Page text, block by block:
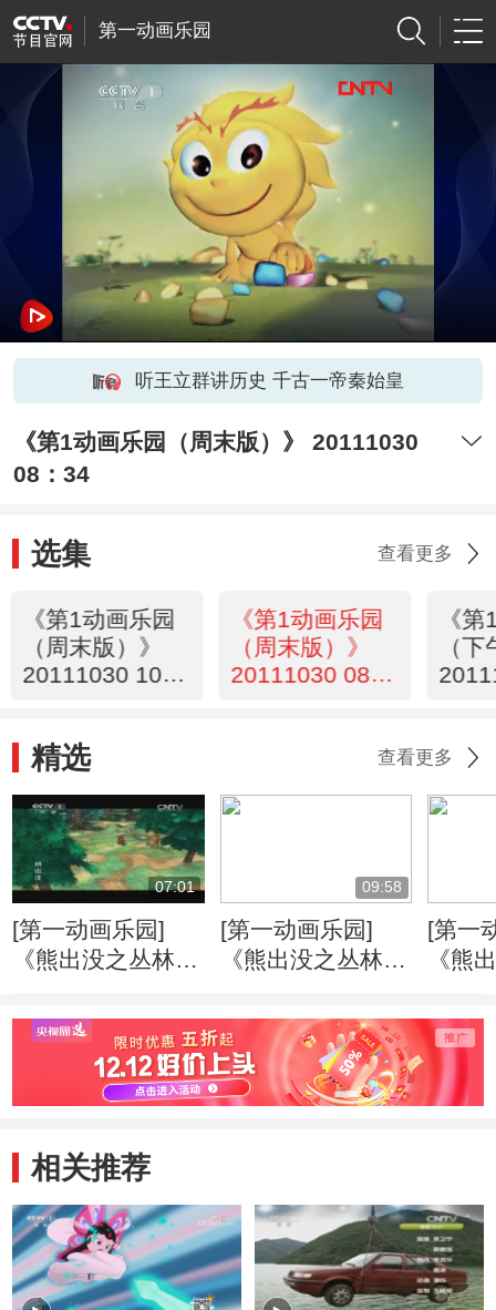
第一动画乐园
听王立群讲历史 千古一帝秦始皇
《第1动画乐园（周末版）》 20111030
08：34
选集 查看更多
《第1动画乐园
（周末版）》
20111030 10：
《第1动画乐园
（周末版）》
20111030 08：
《
（
精选 查看更多
07:01
[第一动画乐园]
《熊出没之丛林总
恼
09:58
[第一动画乐园]
《熊出没之丛林总
记
[第一
《熊
机”
相关推荐